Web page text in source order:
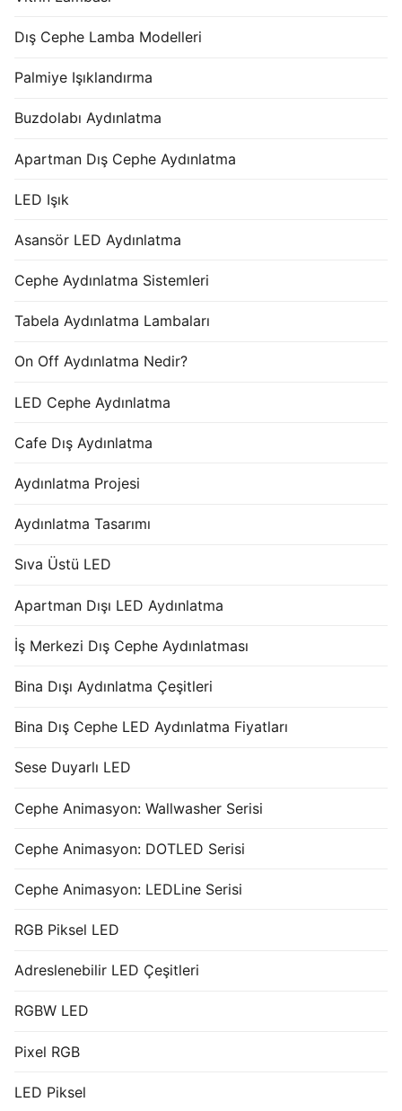
Dış Cephe Lamba Modelleri
Palmiye Işıklandırma
Buzdolabı Aydınlatma
Apartman Dış Cephe Aydınlatma
LED Işık
Asansör LED Aydınlatma
Cephe Aydınlatma Sistemleri
Tabela Aydınlatma Lambaları
On Off Aydınlatma Nedir?
LED Cephe Aydınlatma
Cafe Dış Aydınlatma
Aydınlatma Projesi
Aydınlatma Tasarımı
Sıva Üstü LED
Apartman Dışı LED Aydınlatma
İş Merkezi Dış Cephe Aydınlatması
Bina Dışı Aydınlatma Çeşitleri
Bina Dış Cephe LED Aydınlatma Fiyatları
Sese Duyarlı LED
Cephe Animasyon: Wallwasher Serisi
Cephe Animasyon: DOTLED Serisi
Cephe Animasyon: LEDLine Serisi
RGB Piksel LED
Adreslenebilir LED Çeşitleri
RGBW LED
Pixel RGB
LED Piksel